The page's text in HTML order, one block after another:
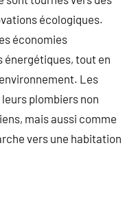
écologiques.
économies
tout en
Les
plombiers non
mais aussi comme
vers une habitation